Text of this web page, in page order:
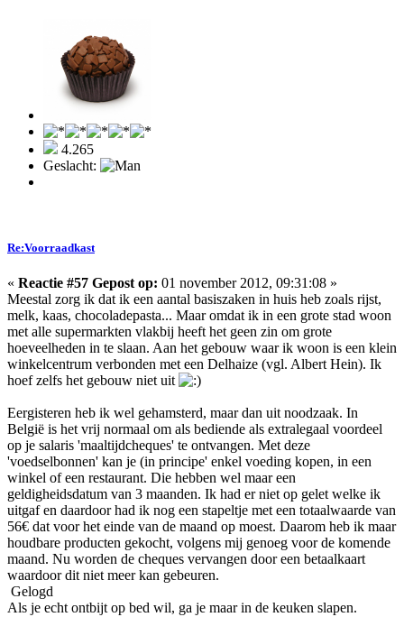
4.265
Geslacht:
Re:Voorraadkast
« Reactie #57 Gepost op: 01 november 2012, 09:31:08 »
Meestal zorg ik dat ik een aantal basiszaken in huis heb zoals rijst,
melk, kaas, chocoladepasta... Maar omdat ik in een grote stad woon
met alle supermarkten vlakbij heeft het geen zin om grote
hoeveelheden in te slaan. Aan het gebouw waar ik woon is een klein
winkelcentrum verbonden met een Delhaize (vgl. Albert Hein). Ik
hoef zelfs het gebouw niet uit
Eergisteren heb ik wel gehamsterd, maar dan uit noodzaak. In
België is het vrij normaal om als bediende als extralegaal voordeel
op je salaris 'maaltijdcheques' te ontvangen. Met deze
'voedselbonnen' kan je (in principe' enkel voeding kopen, in een
winkel of een restaurant. Die hebben wel maar een
geldigheidsdatum van 3 maanden. Ik had er niet op gelet welke ik
uitgaf en daardoor had ik nog een stapeltje met een totaalwaarde van
56€ dat voor het einde van de maand op moest. Daarom heb ik maar
houdbare producten gekocht, volgens mij genoeg voor de komende
maand. Nu worden de cheques vervangen door een betaalkaart
waardoor dit niet meer kan gebeuren.
Gelogd
Als je echt ontbijt op bed wil, ga je maar in de keuken slapen.